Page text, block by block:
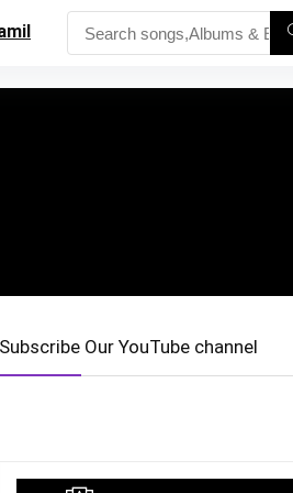
Subscribe Our YouTube channel